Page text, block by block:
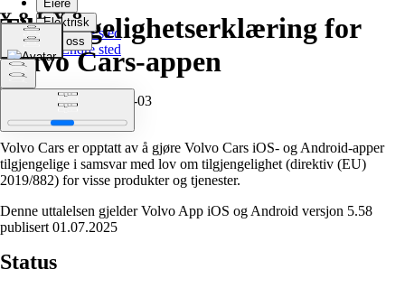
Velg språk
Endre sted
Velg språk
Endre sted
Tilgjengelighetserklæring for
Volvo Cars-appen
Gjeldende fra: 2025-07-03
Publisert: 2025-07-04
Volvo Cars er opptatt av å gjøre Volvo Cars iOS- og Android-apper
tilgjengelige i samsvar med lov om tilgjengelighet (direktiv (EU)
2019/882) for visse produkter og tjenester.
Denne uttalelsen gjelder Volvo App iOS og Android versjon 5.58
publisert 01.07.2025
Status